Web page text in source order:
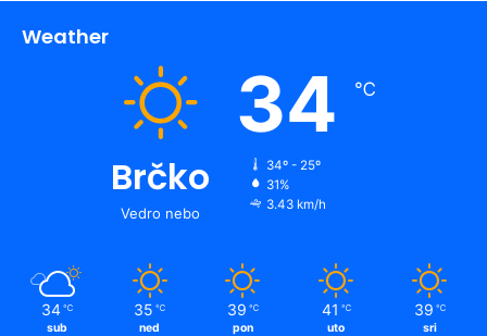
Weather
Brčko
Vedro nebo
34 ℃
34º - 25º
31%
3.43 km/h
34 ℃
sub
35 ℃
ned
39 ℃
pon
41 ℃
uto
39 ℃
sri